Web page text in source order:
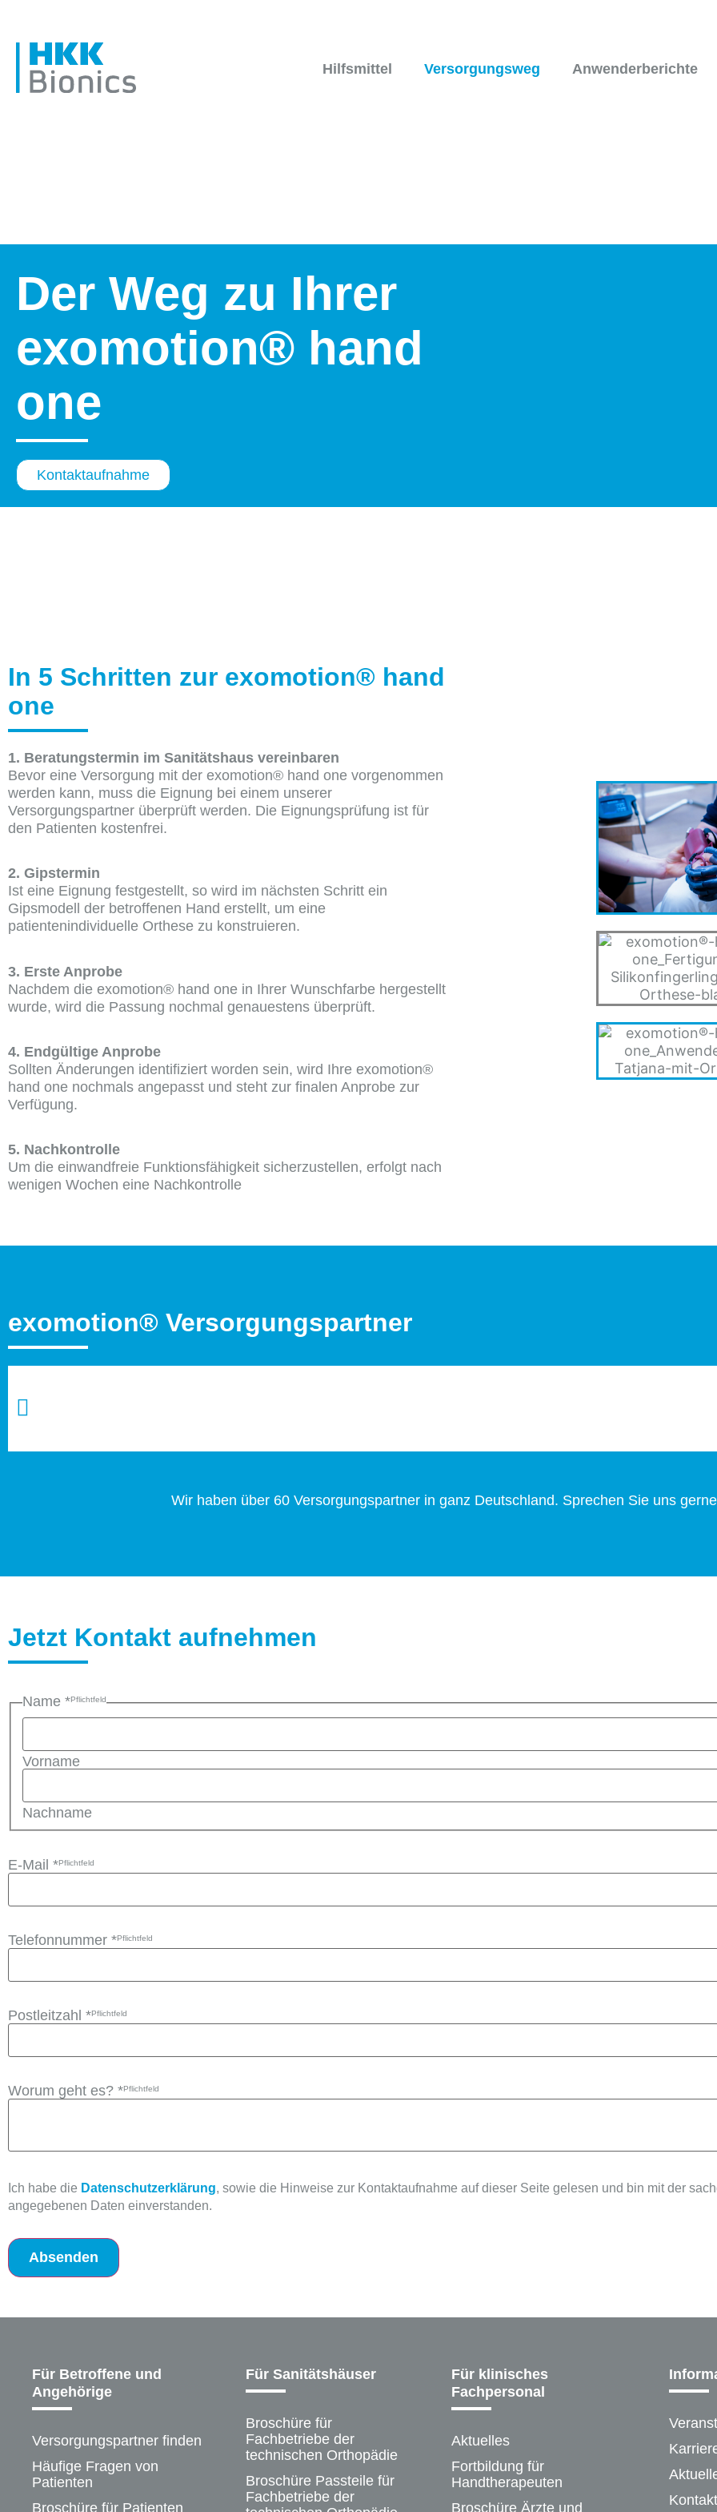
Hilfsmittel Versorgungsweg Anwenderberichte
Der Weg zu Ihrer
exomotion® hand
one
Kontaktaufnahme
In 5 Schritten zur exomotion® hand
one
1. Beratungstermin im Sanitätshaus vereinbaren
Bevor eine Versorgung mit der exomotion® hand one vorgenommen
werden kann, muss die Eignung bei einem unserer
Versorgungspartner überprüft werden. Die Eignungsprüfung ist für
den Patienten kostenfrei.
2. Gipstermin
Ist eine Eignung festgestellt, so wird im nächsten Schritt ein
Gipsmodell der betroffenen Hand erstellt, um eine
patientenindividuelle Orthese zu konstruieren.
3. Erste Anprobe
Nachdem die exomotion® hand one in Ihrer Wunschfarbe hergestellt
wurde, wird die Passung nochmal genauestens überprüft.
4. Endgültige Anprobe
Sollten Änderungen identifiziert worden sein, wird Ihre exomotion®
hand one nochmals angepasst und steht zur finalen Anprobe zur
Verfügung.
5. Nachkontrolle
Um die einwandfreie Funktionsfähigkeit sicherzustellen, erfolgt nach
wenigen Wochen eine Nachkontrolle
exomotion® Versorgungspartner
Wir haben über 60 Versorgungspartner in ganz Deutschland. Sprechen Sie uns
Jetzt Kontakt aufnehmen
Name *
Vorname
Nachname
E-Mail *
Telefonnummer *
Postleitzahl *
Worum geht es? *
Postleitzahl
Ich habe die Datenschutzerklärung, sowie die Hinweise zur Kontaktaufnahme auf dieser Seite gelesen und bin mit der
angegebenen Daten einverstanden.
Absenden
Für Betroffene und
Angehörige
Versorgungspartner finden
Häufige Fragen von
Patienten
Broschüre für Patienten
Für Sanitätshäuser
Broschüre für
Fachbetriebe der
technischen Orthopädie
Broschüre Passteile für
Fachbetriebe der
Für klinisches
Fachpersonal
Aktuelles
Fortbildung für
Handtherapeuten
Broschüre Ärzte und